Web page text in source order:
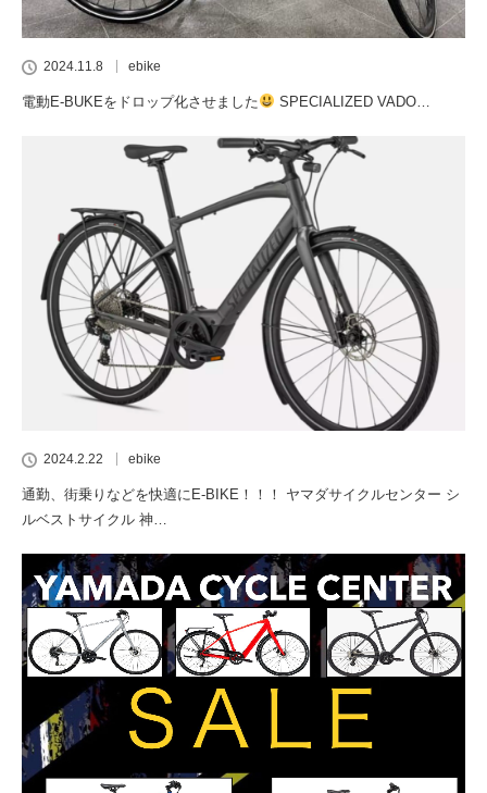
2024.11.8 ebike
電動E-BUKEをドロップ化させました SPECIALIZED VADO…
2024.2.22 ebike
通勤、街乗りなどを快適にE-BIKE！！！ ヤマダサイクルセンター シ
ルベストサイクル 神…